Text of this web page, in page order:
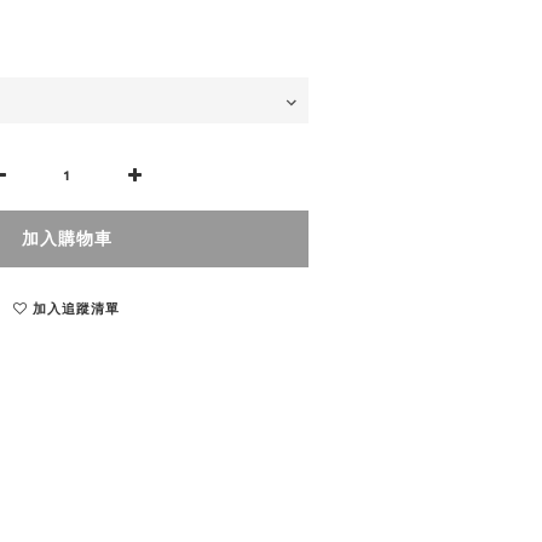
加入購物車
加入追蹤清單